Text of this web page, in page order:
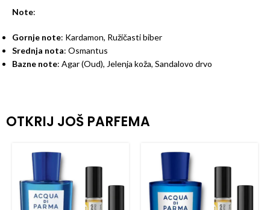
Note:
Gornje note: Kardamon, Ružičasti biber
Srednja nota: Osmantus
Bazne note: Agar (Oud), Jelenja koža, Sandalovo drvo
OTKRIJ JOŠ PARFEMA